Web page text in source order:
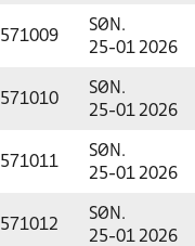
571009
SØN.
25-01 2026
571010
SØN.
25-01 2026
571011
SØN.
25-01 2026
571012
SØN.
25-01 2026